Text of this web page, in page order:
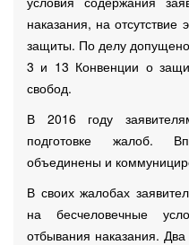
наказания, на
защиты. По делу
3 и 13 Конвенции о
свобод.
В 2016 году
подготовке жалоб.
объединены и
В своих жалобах
на бесчеловечные
отбывания наказания.